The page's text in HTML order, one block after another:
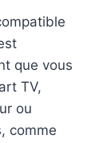
que vous
TV,
ou
comme